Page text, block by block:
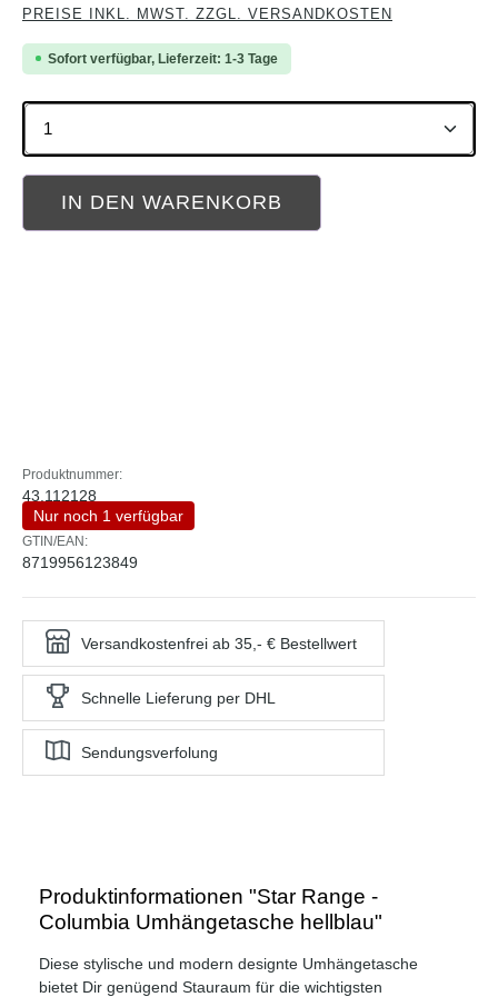
PREISE INKL. MWST. ZZGL. VERSANDKOSTEN
Sofort verfügbar, Lieferzeit: 1-3 Tage
Produkt Anzahl: Gib den gewünschten Wert ein
IN DEN WARENKORB
Produktnummer:
43.112128
Nur noch 1 verfügbar
GTIN/EAN:
8719956123849
Versandkostenfrei ab 35,- € Bestellwert
Schnelle Lieferung per DHL
Sendungsverfolung
Produktinformationen "Star Range -
Columbia Umhängetasche hellblau"
Diese stylische und modern designte Umhängetasche
bietet Dir genügend Stauraum für die wichtigsten